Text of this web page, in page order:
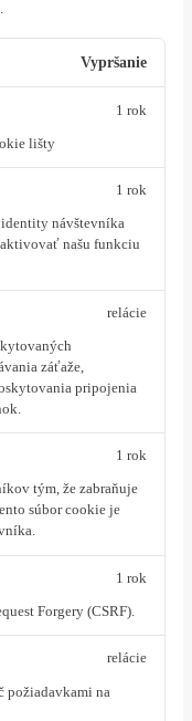
Vypršanie
lišty
1 rok
identity návštevníka
našu funkciu
1 rok
záťaže,
pripojenia
relácie
tým, že zabraňuje
súbor cookie je
1 rok
Forgery (CSRF).
1 rok
požiadavkami na
relácie